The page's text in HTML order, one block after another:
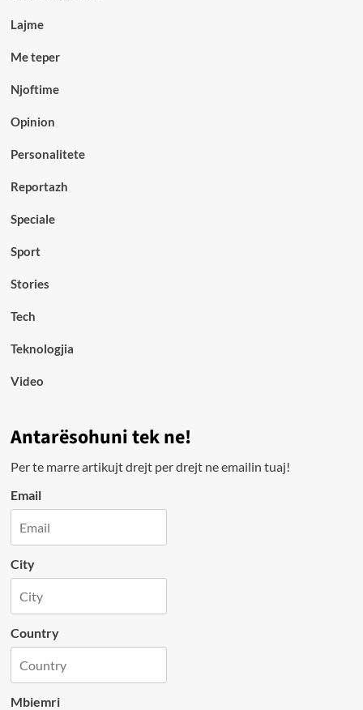
Lajme
Me teper
Njoftime
Opinion
Personalitete
Reportazh
Speciale
Sport
Stories
Tech
Teknologjia
Video
Antarësohuni tek ne!
Per te marre artikujt drejt per drejt ne emailin tuaj!
Email
City
Country
Mbiemri